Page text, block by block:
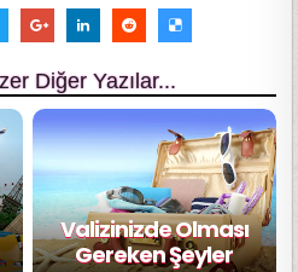
Diğer Yazılar...
Valizinizde Olması
Gereken Şeyler